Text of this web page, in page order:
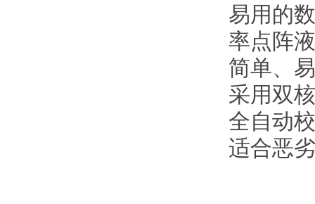
易用的
率点阵
简单、
采用双
全自动
适合恶